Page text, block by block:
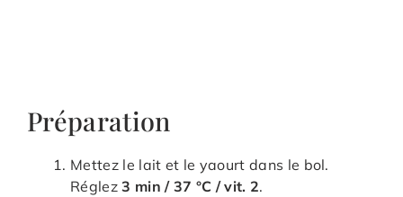
Préparation
Mettez le lait et le yaourt dans le bol.
Réglez3 min / 37 °C / vit. 2.